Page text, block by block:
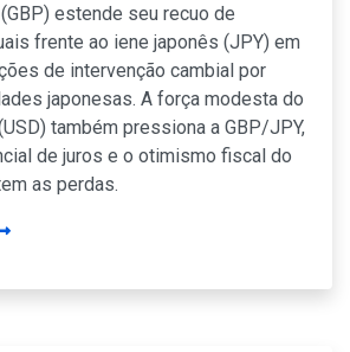
estende seu recuo de
frente ao iene japonês (JPY) em
de intervenção cambial por
japonesas. A força modesta do
também pressiona a GBP/JPY,
de juros e o otimismo fiscal do
as perdas.